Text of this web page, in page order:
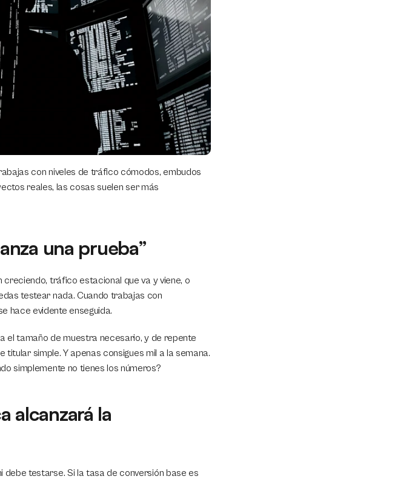
con niveles de tráfico cómodos, embudos
reales, las cosas suelen ser más
una prueba”
tráfico estacional que va y viene, o
testear nada. Cuando trabajas con
hace evidente enseguida.
el tamaño de muestra necesario, y de repente
simple. Y apenas consigues mil a la semana.
simplemente no tienes los números?
alcanzará la
testarse. Si la tasa de conversión base es